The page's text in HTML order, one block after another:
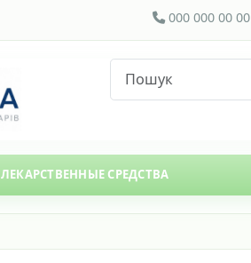
000 000 00 00
ЛЕКАРСТВЕННЫЕ СРЕДСТВА